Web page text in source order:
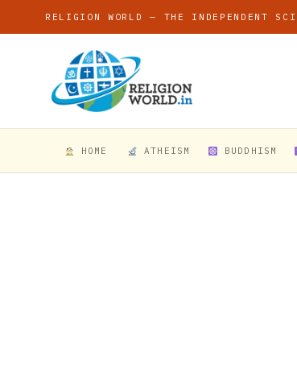
RELIGION WORLD — THE INDEPENDENT
HOME ATHEISM BUDDHISM